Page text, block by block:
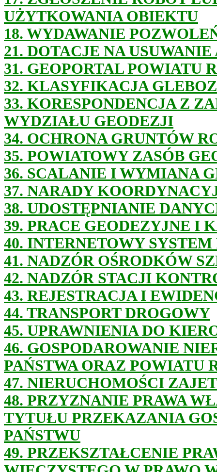
UŻYTKOWANIA OBIEKTU
18. WYDAWANIE
21. DOTACJE NA USUWANIE
31. GEOPORTAL POWIATU
32. KLASYFIKACJA
33. KORESPONDENCJA Z
WYDZIAŁU GEODEZJI
34. OCHRONA GRUNTÓW
35. POWIATOWY ZASÓB
36. SCALANIE I WYMIANA
37. NARADY
38. UDOSTĘPNIANIE
39. PRACE GEODEZYJNE I
40. INTERNETOWY
41. NADZÓR OŚRODKÓW
42. NADZÓR STACJI
43. REJESTRACJA I
44. TRANSPORT DROGOWY
45. UPRAWNIENIA DO
46. GOSPODAROWANIE
PAŃSTWA ORAZ POWIATU
47. NIERUCHOMOŚCI
48. PRZYZNANIE PRAWA
TYTUŁU PRZEKAZANIA
PAŃSTWU
49. PRZEKSZTAŁCENIE